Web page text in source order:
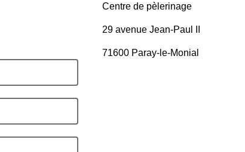
Centre de pèlerinage
29 avenue Jean-Paul II
71600 Paray-le-Monial